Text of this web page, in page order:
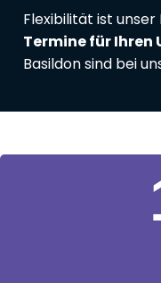
Flexibilität ist
Termine für Ihren
Basildon sind bei